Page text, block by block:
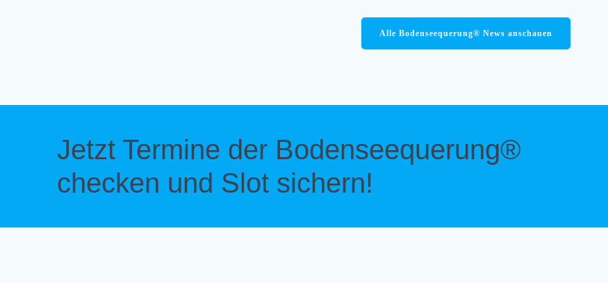
Alle Bodenseequerung® News anschauen
Jetzt Termine der Bodenseequerung®
checken und Slot sichern!